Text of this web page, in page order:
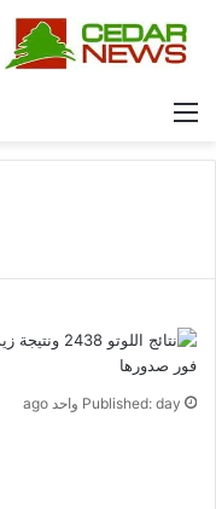
القائمة
Published: day واحد ago